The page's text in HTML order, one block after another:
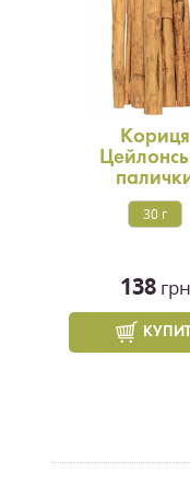
Кориця
30 г
138 грн